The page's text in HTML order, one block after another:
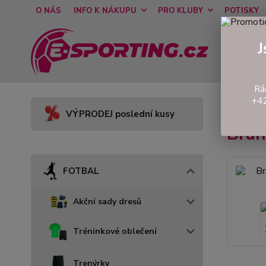
O NÁS INFO K NÁKUPU PRO KLUBY POTISKY
VÝPRODEJ poslední kusy
FOTBAL
Akční sady dresů
Tréninkové oblečení
Trenýrky